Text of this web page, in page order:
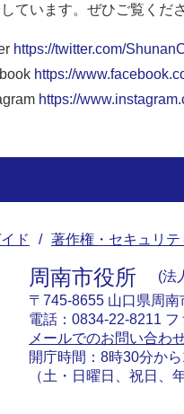
ています。ぜひご覧くだ
https://twitter.com/
https://
https://
ド 著作権・セキュリ
周南市役所
法
〒745-8655 山口県周南
電話：0834-22-8211
メールでのお問い合わ
開庁時間：8時30分か
（土・日曜日、祝日、